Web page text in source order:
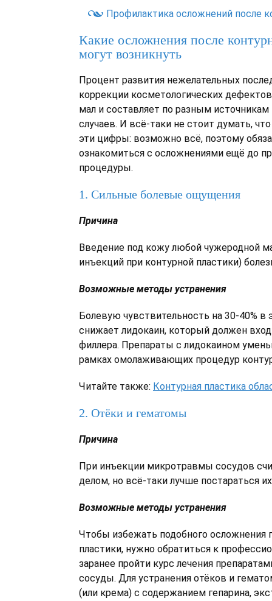
Профилактика осложнений после
Какие осложнения после
могут возникнуть
Процент развития нежелательных
коррекции косметологических
мал и составляет по разным источникам
случаев. И всё-таки не стоит думать,
эти цифры: возможно всё, поэтому
ознакомиться с осложнениями ещё до
процедуры.
1. Сильные болевые ощущения
Причина
Введение под кожу любой чужеродной
инъекций при контурной пластики)
Возможные методы устранения
Болевую чувствительность на 30-40% в
снижает лидокаин, который должен
филлера. Препараты с лидокаином
рамках омолаживающих процедур
Читайте также: Контурная пластика
2. Отёки и гематомы
Причина
При инъекции микротравмы сосудов
делом, но всё-таки лучше постараться
Возможные методы устранения
Чтобы избежать подобного осложнения
пластики, нужно обратиться к
заранее пройти курс лечения
сосуды. Для устранения отёков и
(или крема) с содержанием гепарина,